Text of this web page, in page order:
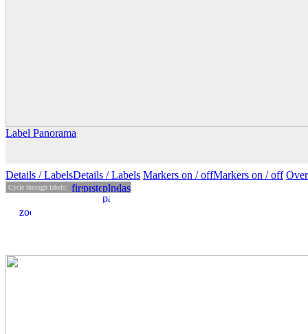
Label Panorama
Details / LabelsDetails /Labels Markers on /offMarkers on / off
Cycle through labels: